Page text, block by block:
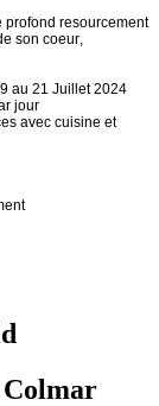
profond resourcement
son coeur,
au 21 Juillet 2024
jour
avec cuisine et
Colmar